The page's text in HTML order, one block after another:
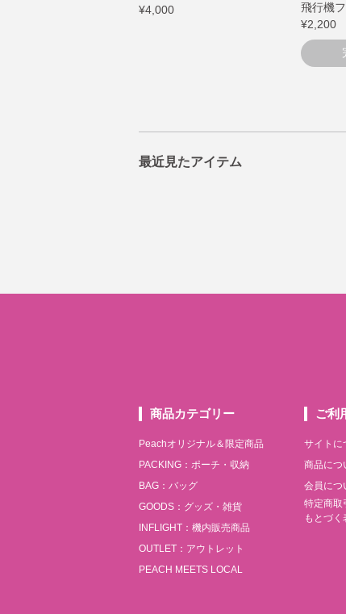
¥4,000
飛行機
¥2,200
最近見たアイテム
商品カテゴリー
Peachオリジナル＆限定商品
PACKING：ポーチ・収納
BAG：バッグ
GOODS：グッズ・雑貨
INFLIGHT：機内販売商品
OUTLET：アウトレット
PEACH MEETS LOCAL
ご利
サイトに
商品につ
会員につ
特定商取
もとづく